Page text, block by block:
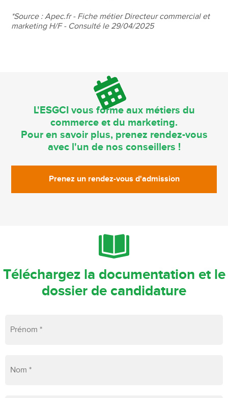
*Source : Apec.fr - Fiche métier Directeur commercial et
marketing H/F - Consulté le 29/04/2025
L'ESGCI vous forme aux métiers du
commerce et du marketing.
Pour en savoir plus, prenez rendez-vous
avec l'un de nos conseillers !
Prenez un rendez-vous d'admission
Téléchargez la documentation et le
dossier de candidature